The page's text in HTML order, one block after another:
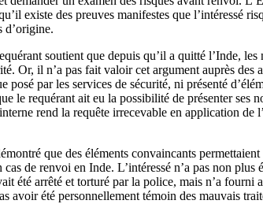
existe des preuves manifestes que l’intéressé
d’origine.
soutient que depuis qu’il a quitté l’Inde, les
Or, il n’a pas fait valoir cet argument auprès des
par les services de sécurité, ni présenté
le requérant ait eu la possibilité de présenter ses
rend la requête irrecevable en application de
que des éléments convaincants permettaient
de renvoi en Inde. L’intéressé n’a pas non plus
été arrêté et torturé par la police, mais n’a fourni
avoir été personnellement témoin des mauvais